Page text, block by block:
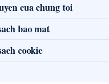
cua chung toi
bao mat
cookie